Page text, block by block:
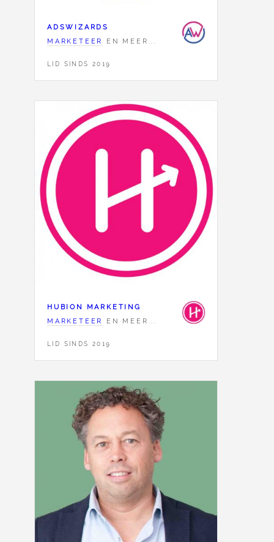
ADSWIZARDS
MARKETEER
EN MEER...
LID SINDS 2019
HUBION MARKETING
MARKETEER
EN MEER...
LID SINDS 2019